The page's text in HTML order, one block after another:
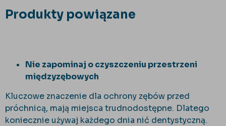
Produkty powiązane
Nie zapominaj o czyszczeniu przestrzeni
międzyzębowych
Kluczowe znaczenie dla ochrony zębów przed
próchnicą, mają miejsca trudnodostępne. Dlatego
koniecznie używaj każdego dnia nić dentystyczną.